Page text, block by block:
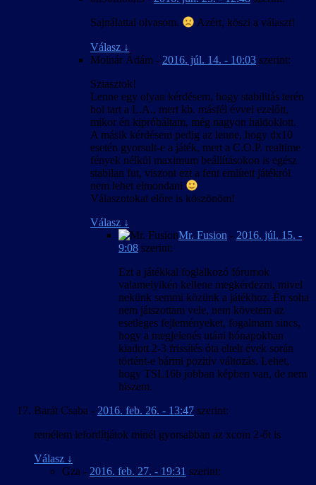
Sajnálattal olvasom.
Azért, köszi a választ!
Válasz ↓
Molnár Ádám - 2016. júl. 14. - 10:03 szerint:
Sziasztok!
Lenne egy olyan kérdésem, hogy stabilitás terén
hol tart a L.A., mert kb. másfél évvel ezelőtt,
mikor én kipróbáltam, még nagyon haldoklott.
A másik kérdésem pedig az lenne, hogy dx10
esetén gyorsult-e a játék, mert a C.O.P. realtime
fények nélkül maximum beállításokon is egész
stabilan fut, viszont ezt a fent említett játékról
nem lehet elmondani
Válaszotokat előre is köszönöm!
Válasz ↓
Mr. Fusion - 2016. júl. 15. -
9:08 szerint:
Ezt a játékkal foglalkozó fórumok
valamelyikén kellene megkérdezni, mivel
nekünk semmi közünk a játékhoz. Én soha
nem játszottam vele, nem követem az
esetleges fejleményeket, fogalmam sincs,
hogy a megjelenés utáni hónapokban
kiadott 2-3 frissítés óta eltelt évek során
történt-e bármi pozitív változás. Lehet,
hogy TSL16b jobban képben van, de nem
hiszem.
Barát Csaba - 2016. feb. 26. - 13:47 szerint:
remélem lefordítjátok minél gyorsabban az xcom 2-őt is
Válasz ↓
Gza - 2016. feb. 27. - 19:31 szerint: